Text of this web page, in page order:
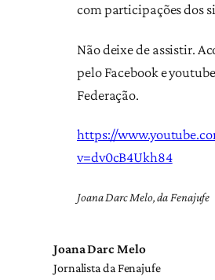
com participações dos
Não deixe de assistir.
pelo Facebook e
Federação.
https://
v=dv0cB4Ukh84
Joana Darc Melo, da Fenajufe
Joana Darc Melo
Jornalista da Fenajufe